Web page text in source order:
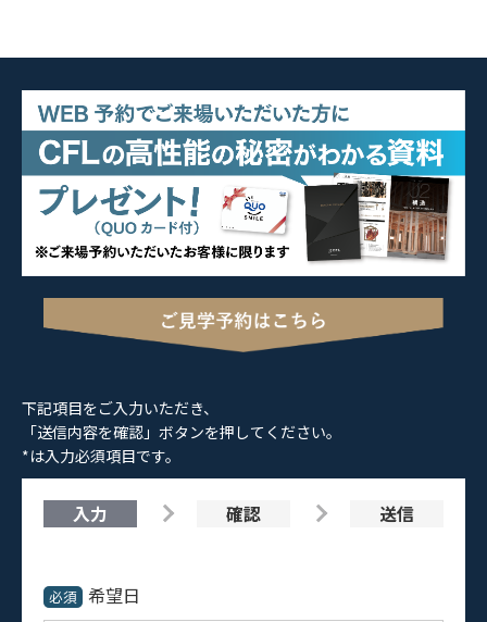
下記項目をご入力いただき、
「送信内容を確認」ボタンを押してください。
*は入力必須項目です。
入力 確認 送信
必須 希望日